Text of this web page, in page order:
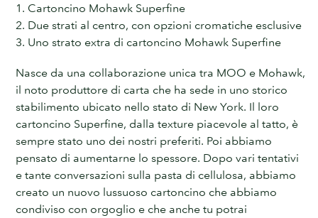
1. Cartoncino Mohawk Superfine
2. Due strati al centro, con opzioni cromatiche esclusive
3. Uno strato extra di cartoncino Mohawk Superfine
Nasce da una collaborazione unica tra MOO e Mohawk,
il noto produttore di carta che ha sede in uno storico
stabilimento ubicato nello stato di New York. Il loro
cartoncino Superfine, dalla texture piacevole al tatto, è
sempre stato uno dei nostri preferiti. Poi abbiamo
pensato di aumentarne lo spessore. Dopo vari tentativi
e tante conversazioni sulla pasta di cellulosa, abbiamo
creato un nuovo lussuoso cartoncino che abbiamo
condiviso con orgoglio e che anche tu potrai